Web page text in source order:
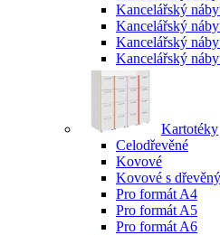
Kancelářský
Kancelářský
Kancelářský
Kancelářský
Kartotéky
Celodřevěné
Kovové
Kovové s
Pro formát A4
Pro formát A5
Pro formát A6